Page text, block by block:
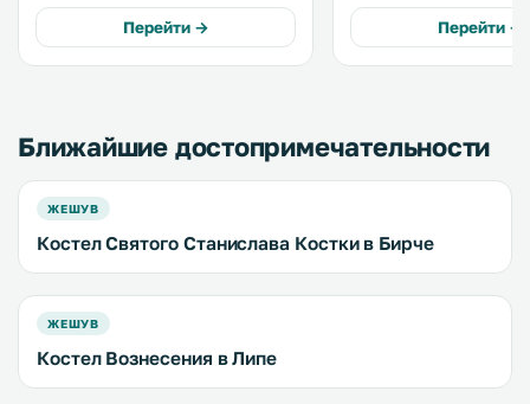
предлагает гостям размещение в
высокогорных домиках.
Предоставляется бесплатный Wi-Fi
Перейти →
На территории
бесплатная частная
Перейти →
Ближайшие достопримечательности
ЖЕШУВ
Костел Святого Станислава Костки в Бирче
ЖЕШУВ
Костел Вознесения в Липе